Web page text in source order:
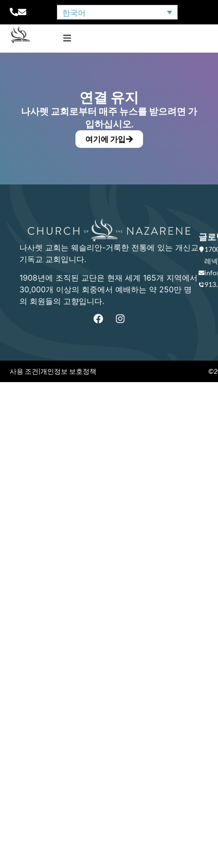
한국어
연결 유지
나사렛 교회로부터 매주 뉴스를 받으려면 가
입하십시오.
여기에 가입
나사렛 교회는 웨슬리안-거룩한 전통에 있는 개신교
기독교 교회입니다.
1908년에 조직된 교단은 현재 세계 165개 지역에서
30,000개 이상의 회중에서 예배하는 약 250만 명
의 회원들의 고향입니다.
글로
레
사용 조건|개인정보 보호정책